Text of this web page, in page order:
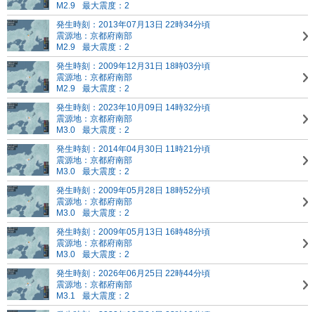
M2.9
最大震度：2
発生時刻：2013年07月13日 22時34分頃
震源地：京都府南部
M2.9
最大震度：2
発生時刻：2009年12月31日 18時03分頃
震源地：京都府南部
M2.9
最大震度：2
発生時刻：2023年10月09日 14時32分頃
震源地：京都府南部
M3.0
最大震度：2
発生時刻：2014年04月30日 11時21分頃
震源地：京都府南部
M3.0
最大震度：2
発生時刻：2009年05月28日 18時52分頃
震源地：京都府南部
M3.0
最大震度：2
発生時刻：2009年05月13日 16時48分頃
震源地：京都府南部
M3.0
最大震度：2
発生時刻：2026年06月25日 22時44分頃
震源地：京都府南部
M3.1
最大震度：2